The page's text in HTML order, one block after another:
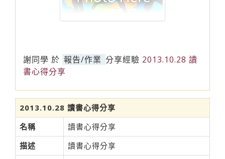
謝同學 於 報告/作業 分享經驗 2013.10.28 讀
書心得分享
2013.10.28 讀書心得分享
名稱
讀書心得分享
描述
讀書心得分享